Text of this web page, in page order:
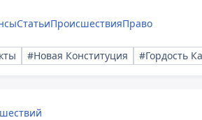
СтатьиПроисшествияПраво
#Новая Конституция #Гордость